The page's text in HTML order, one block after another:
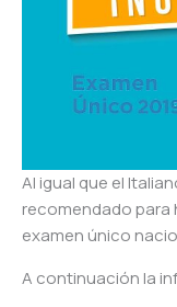
Al igual que el
recomendado para
examen único
A continuación la